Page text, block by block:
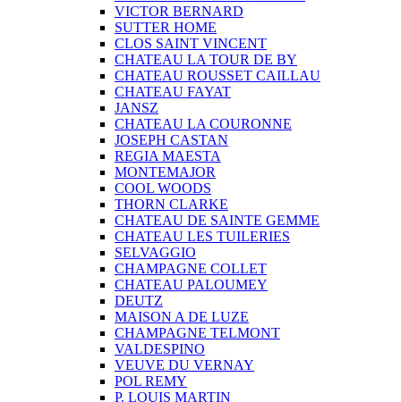
VICTOR BERNARD
SUTTER HOME
CLOS SAINT VINCENT
CHATEAU LA TOUR DE BY
CHATEAU ROUSSET CAILLAU
CHATEAU FAYAT
JANSZ
CHATEAU LA COURONNE
JOSEPH CASTAN
REGIA MAESTA
MONTEMAJOR
COOL WOODS
THORN CLARKE
CHATEAU DE SAINTE GEMME
CHATEAU LES TUILERIES
SELVAGGIO
CHAMPAGNE COLLET
CHATEAU PALOUMEY
DEUTZ
MAISON A DE LUZE
CHAMPAGNE TELMONT
VALDESPINO
VEUVE DU VERNAY
POL REMY
P. LOUIS MARTIN